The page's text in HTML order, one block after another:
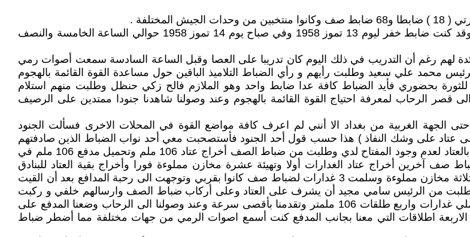
.
كان التدريب مبكرآ حيث تبدأ ساعة التدريب الاولى بالساعة السادسة صباحآ وقد كنت ضابط خفر ليوم 13 تموز 1958 وفي صباح يوم 14 تموز 1958 حوالي الساعة الخامسة والنصف
لهم رغم أن التدريب في ذلك اليوم كان تدريبا على العصا وقبل الساعة السادسة سمعت أصوات رمي
محمد علي سعيد وطلبت رأيهم و رأي الضباط التلاميذ الباقين حول مساعدة القوة القائمة بالهجوم
للثورة بحضوري فأيد الضباط كافة عدا ضابط واحد وهو الملازم فالح زكي حنظل وطلبت منهم استلام
الرحاب لمعرفة احتياج القوة القائمة بالهجوم وعند وصولنا شاهدنا جنودا ممتدين على الرصيف
الجهة الغربية من بغداد الا أنني لم اعرف كافة مواضع القوة في المحلات الاخرى فسألت الجنود
الى عتاد على وشك النفاذ ) هذا حسب قول أحد الجنود فأستصحبت معي أحد نواب الضباط الذين صادفتهم
بسيارة كبيرة وعند وصولي المدرسة كسرت مستودع ضابط الاعاشة الخاص بالعتاد لعدم وجود المفتاح لدي وطلبت من ضباط الصف أخراج عتاد 106 ملم وتحميل مدفع 106 ملم في
أخراج عتاد الغدارات أولا وتهيئة عشرة مخازن مملوءة فورا وأخراج بقية العتاد للبنادق
.تناولت الغدارة المرقمة 5384 من مشجب جناح ضباط الصف كما أستلمت ثلاثة مخازن مملوءة وسلمت 3 غدارات لضباط صف كانوا بقربي وتوجهت الى رحبة المدافع بعد أن القيت
من الرئيس سامي مجيد أن يشرف على العتاد وعلى أركاب ضباط الصف وارسالهم خلفي و ركبت
في سيارة اللندروفر مع المدفع مع ضباط صف عدد 2 وثلاثة ضباط صف حاملي غدارات واربع طلقات 106 ملمتر وتقدمنا بأقصى سرعة وعند وصولنا الى الرحاب وضعنا المدفع على
الاربعة اطلاقات التي معنا بجانب المدفع كنت أسمع اصوات الرمي من جهات مختلفة مما أضطر ضباط